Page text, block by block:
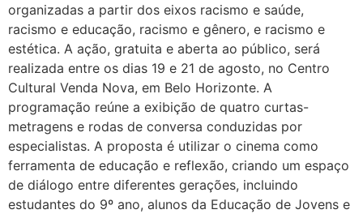
organizadas a partir dos eixos racismo e saúde,
racismo e educação, racismo e gênero, e racismo e
estética. A ação, gratuita e aberta ao público, será
realizada entre os dias 19 e 21 de agosto, no Centro
Cultural Venda Nova, em Belo Horizonte. A
programação reúne a exibição de quatro curtas-
metragens e rodas de conversa conduzidas por
especialistas. A proposta é utilizar o cinema como
ferramenta de educação e reflexão, criando um espaço
de diálogo entre diferentes gerações, incluindo
estudantes do 9º ano, alunos da Educação de Jovens e